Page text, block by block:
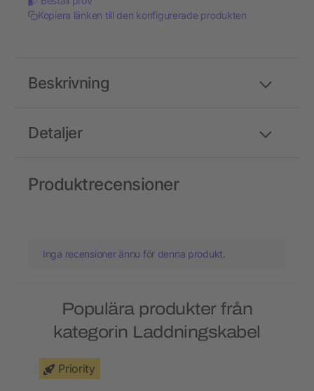
Kopiera länken till den konfigurerade produkten
Detaljer
Beskrivning
Produktrecensioner
Inga recensioner ännu för denna produkt.
Populära produkter från
kategorin Laddningskabel
Priority